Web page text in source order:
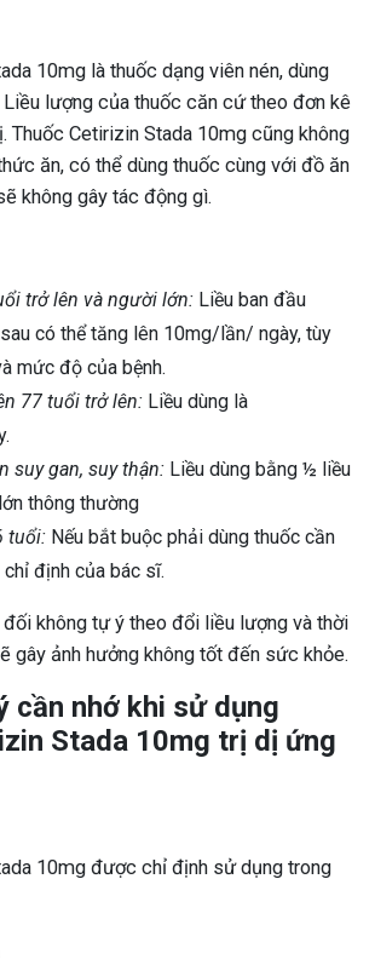
10mg là thuốc dạng viên nén, dùng
lượng của thuốc căn cứ theo đơn kê
Thuốc Cetirizin Stada 10mg cũng không
ăn, có thể dùng thuốc cùng với đồ ăn
không gây tác động gì.
trở lên và người lớn: Liều ban đầu
có thể tăng lên 10mg/lần/ ngày, tùy
mức độ của bệnh.
77 tuổi trở lên: Liều dùng là
suy gan, suy thận: Liều dùng bằng ½ liều
thông thường
tuổi: Nếu bắt buộc phải dùng thuốc cần
định của bác sĩ.
không tự ý theo đổi liều lượng và thời
gây ảnh hưởng không tốt đến sức khỏe.
cần nhớ khi sử dụng
Stada 10mg trị dị ứng
10mg được chỉ định sử dụng trong